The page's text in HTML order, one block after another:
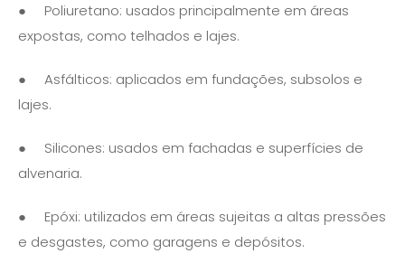
● Poliuretano: usados principalmente em áreas
expostas, como telhados e lajes.
● Asfálticos: aplicados em fundações, subsolos e
lajes.
● Silicones: usados em fachadas e superfícies de
alvenaria.
● Epóxi: utilizados em áreas sujeitas a altas pressões
e desgastes, como garagens e depósitos.